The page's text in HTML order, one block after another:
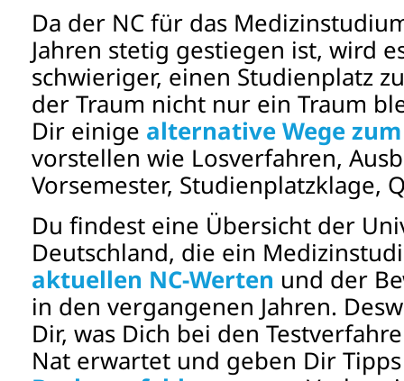
Da der NC für das
Jahren stetig gestiegen ist, wird
schwieriger, einen Studienplatz
der Traum nicht nur ein Traum
Dir einige alternative Wege
vorstellen wie Losverfahren,
Vorsemester, Studienplatzklage,
Du findest eine Übersicht der
Deutschland, die ein
aktuellen NC-Werten und der
in den vergangenen Jahren.
Dir, was Dich bei den
Nat erwartet und geben Dir